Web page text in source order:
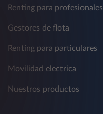
Renting para profesionales
Gestores de flota
Renting para particulares
Movilidad electrica
Nuestros productos